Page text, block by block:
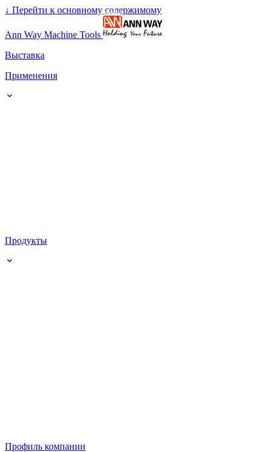
↓ Перейти к основному содержимому
Ann Way Machine Tools
Выставка
Применения
Продукты
Профиль компании